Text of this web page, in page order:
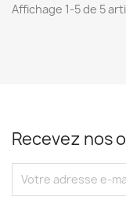
Affichage 1-5 de 5
Recevez nos